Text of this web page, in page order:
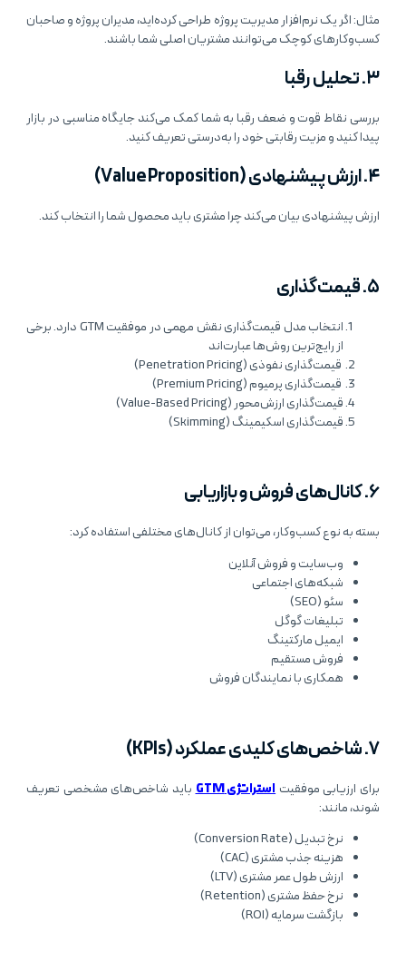
مثال: اگر یک نرم‌افزار مدیریت پروژه طراحی کرده‌اید، مدیران پروژه و صاحبان
کسب‌وکارهای کوچک می‌توانند مشتریان اصلی شما باشند.
۳. تحلیل رقبا
بررسی نقاط قوت و ضعف رقبا به شما کمک می‌کند جایگاه مناسبی در بازار
پیدا کنید و مزیت رقابتی خود را به‌درستی تعریف کنید.
۴. ارزش پیشنهادی (Value Proposition)
ارزش پیشنهادی بیان می‌کند چرا مشتری باید محصول شما را انتخاب کند.
۵. قیمت‌گذاری
انتخاب مدل قیمت‌گذاری نقش مهمی در موفقیت GTM دارد. برخی
از رایج‌ترین روش‌ها عبارت‌اند
قیمت‌گذاری نفوذی (Penetration Pricing)
قیمت‌گذاری پرمیوم (Premium Pricing)
قیمت‌گذاری ارزش‌محور (Value-Based Pricing)
قیمت‌گذاری اسکیمینگ (Skimming)
۶. کانال‌های فروش و بازاریابی
بسته به نوع کسب‌وکار، می‌توان از کانال‌های مختلفی استفاده کرد:
وب‌سایت و فروش آنلاین
شبکه‌های اجتماعی
سئو (SEO)
تبلیغات گوگل
ایمیل مارکتینگ
فروش مستقیم
همکاری با نمایندگان فروش
۷. شاخص‌های کلیدی عملکرد (KPIs)
برای ارزیابی موفقیتاستراتژی GTM
باید شاخص‌های مشخصی تعریف
شوند، مانند:
نرخ تبدیل (Conversion Rate)
هزینه جذب مشتری (CAC)
ارزش طول عمر مشتری (LTV)
نرخ حفظ مشتری (Retention)
بازگشت سرمایه (ROI)